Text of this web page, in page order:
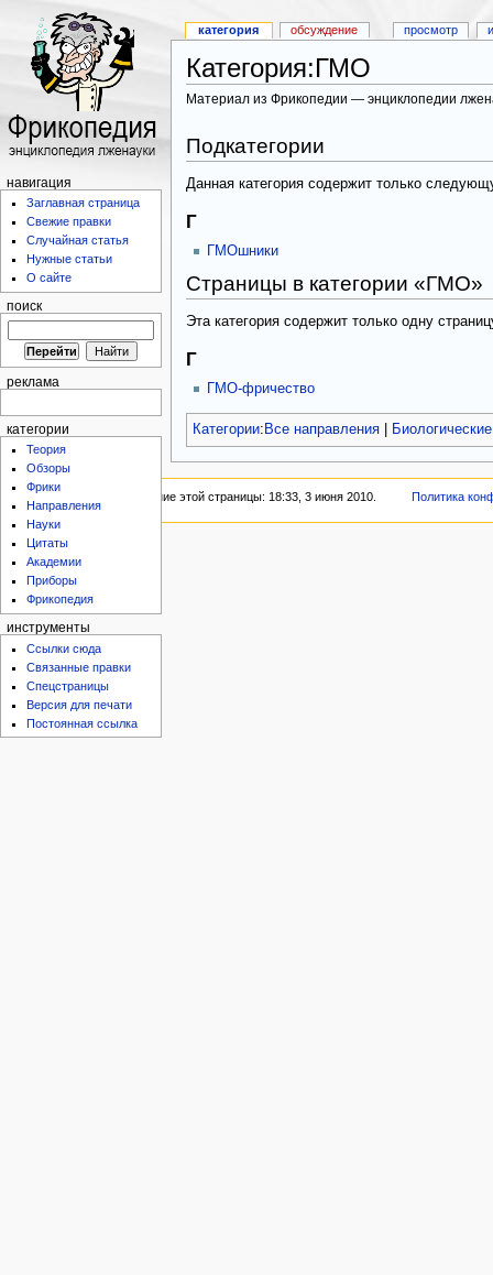
категория обсуждение просмотр
навигация
Заглавная страница
Свежие правки
Случайная статья
Нужные статьи
О сайте
поиск
реклама
категории
Теория
Обзоры
Фрики
Направления
Науки
Цитаты
Академии
Приборы
Фрикопедия
инструменты
Ссылки сюда
Связанные правки
Спецстраницы
Версия для печати
Постоянная ссылка
Категория:ГМО
Материал из Фрикопедии — энциклопедии
Подкатегории
Данная категория содержит только
Г
ГМОшники
Страницы в категории «ГМО»
Эта категория содержит только одну
Г
ГМО-фричество
Категории: Все направления|
Последнее изменение этой страницы: 18:33, 3 июня 2010. Политика